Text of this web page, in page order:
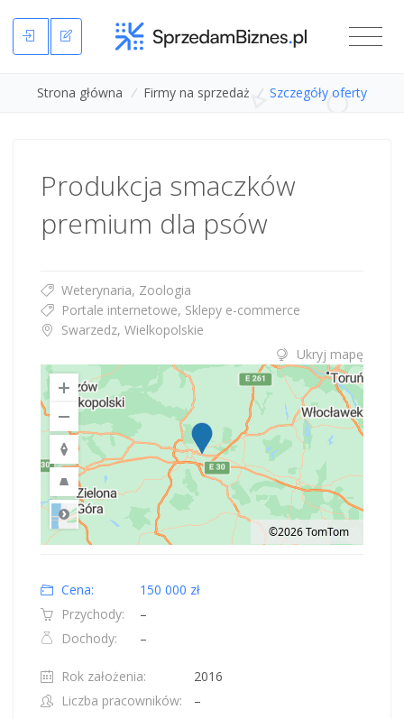
Strona główna / Firmy na sprzedaż / Szczegóły oferty
Produkcja smaczków
premium dla psów
Weterynaria, Zoologia
Portale internetowe, Sklepy e-commerce
Swarzedz, Wielkopolskie
Ukryj mapę
Road
©2026 TomTom
Cena:
150 000 zł
Przychody:
–
Dochody:
–
Rok założenia:
2016
Liczba pracowników:
–